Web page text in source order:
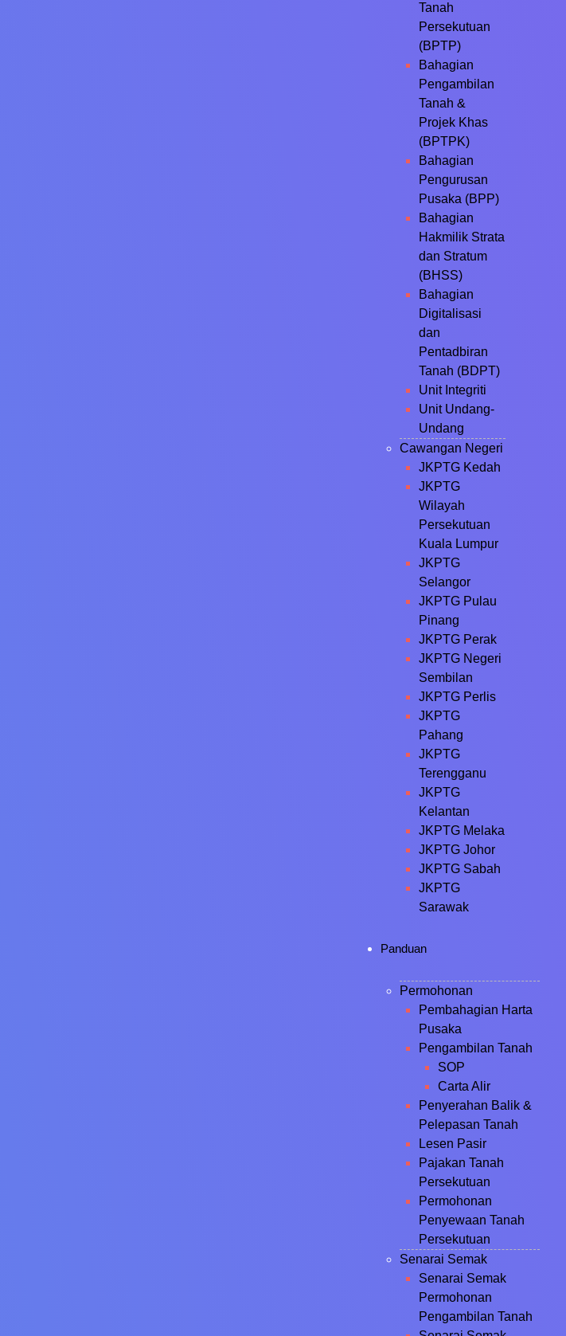
Tanah
Persekutuan
(BPTP)
Bahagian
Pengambilan
Tanah &
Projek Khas
(BPTPK)
Bahagian
Pengurusan
Pusaka (BPP)
Bahagian
Hakmilik Strata
dan Stratum
(BHSS)
Bahagian
Digitalisasi
dan
Pentadbiran
Tanah (BDPT)
Unit Integriti
Unit Undang-
Undang
Cawangan Negeri
JKPTG Kedah
JKPTG
Wilayah
Persekutuan
Kuala Lumpur
JKPTG
Selangor
JKPTG Pulau
Pinang
JKPTG Perak
JKPTG Negeri
Sembilan
JKPTG Perlis
JKPTG
Pahang
JKPTG
Terengganu
JKPTG
Kelantan
JKPTG Melaka
JKPTG Johor
JKPTG Sabah
JKPTG
Sarawak
Panduan
Permohonan
Pembahagian Harta
Pusaka
Pengambilan Tanah
SOP
Carta Alir
Penyerahan Balik &
Pelepasan Tanah
Lesen Pasir
Pajakan Tanah
Persekutuan
Permohonan
Penyewaan Tanah
Persekutuan
Senarai Semak
Senarai Semak
Permohonan
Pengambilan Tanah